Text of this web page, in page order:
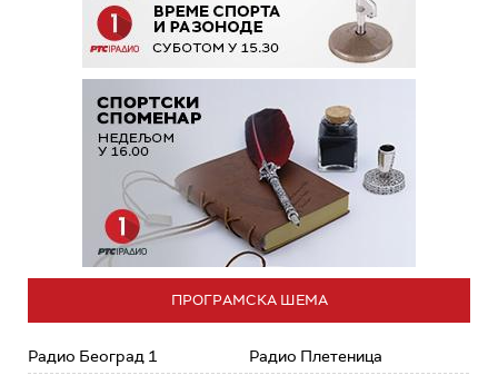
ПРОГРАМСКА ШЕМА
Радио Београд 1 Радио Плетеница